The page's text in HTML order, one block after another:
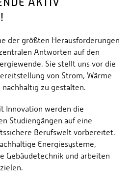
der größten Herausforderungen
Antworten auf den
Sie stellt uns vor die
von Strom, Wärme
zu gestalten.
Innovation werden die
Studiengängen auf eine
Berufswelt vorbereitet.
Energiesysteme,
Gebäudetechnik und arbeiten